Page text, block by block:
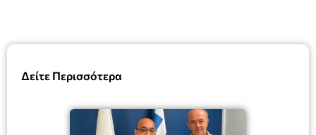
Δείτε Περισσότερα